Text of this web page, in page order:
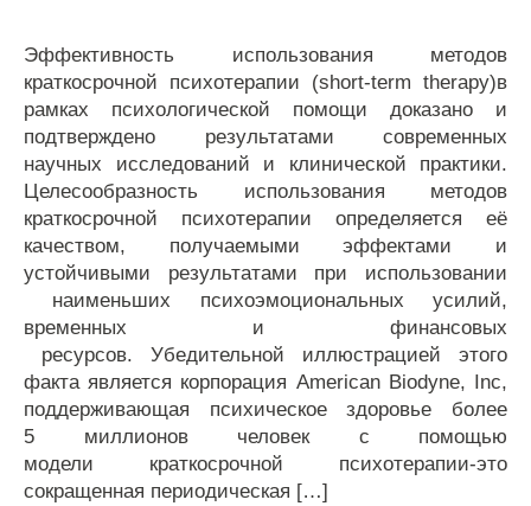
Эффективность использования методов
краткосрочной психотерапии (short-term therapy)в
рамках психологической помощи доказано и
подтверждено результатами современных
научных исследований и клинической практики.
Целесообразность использования методов
краткосрочной психотерапии определяется её
качеством, получаемыми эффектами и
устойчивыми результатами при использовании
наименьших психоэмоциональных усилий,
временных и финансовых
ресурсов. Убедительной иллюстрацией этого
факта является корпорация American Biodyne, Inc,
поддерживающая психическое здоровье более
5 миллионов человек с помощью
модели краткосрочной психотерапии-это
сокращенная периодическая […]